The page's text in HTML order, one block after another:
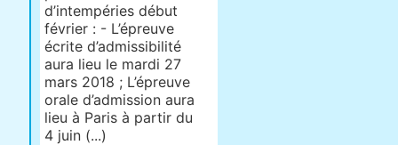
d’intempéries début
février : - L’épreuve
écrite d’admissibilité
aura lieu le mardi 27
mars 2018 ; L’épreuve
orale d’admission aura
lieu à Paris à partir du
4 juin (...)